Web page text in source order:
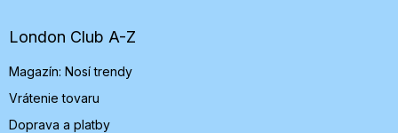
e
London Club A-Z
Magazín: Nosí trendy
Vrátenie tovaru
Doprava a platby